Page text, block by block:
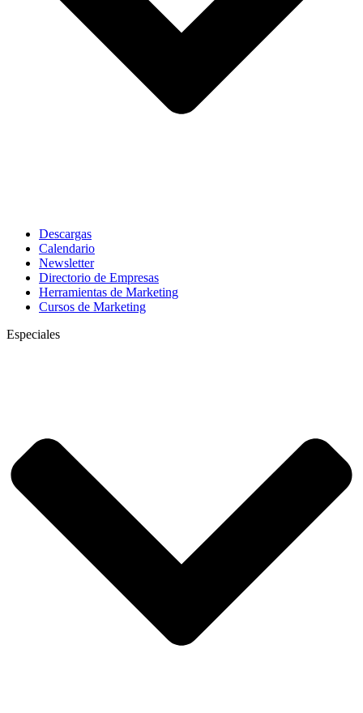
Descargas
Calendario
Newsletter
Directorio de Empresas
Herramientas de Marketing
Cursos de Marketing
Especiales